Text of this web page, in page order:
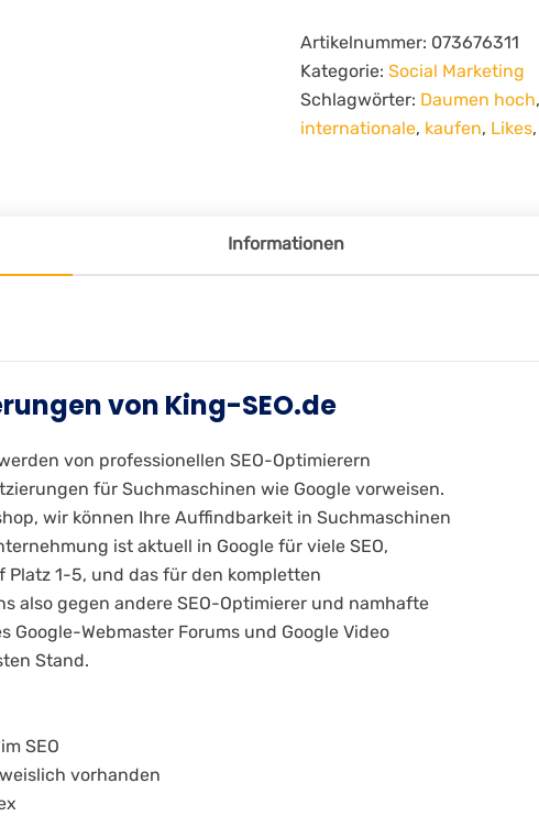
Artikelnummer: 073676311
Kategorie: Social Marketing
Schlagwörter: Daumen hoch,
internationale, kaufen, Likes,
Informationen
von King-SEO.de
von professionellen SEO-Optimierern
für Suchmaschinen wie Google vorweisen.
wir können Ihre Auffindbarkeit in Suchmaschinen
ist aktuell in Google für viele SEO,
Platz 1-5, und das für den kompletten
also gegen andere SEO-Optimierer und namhafte
Google-Webmaster Forums und Google Video
Stand.
SEO
vorhanden